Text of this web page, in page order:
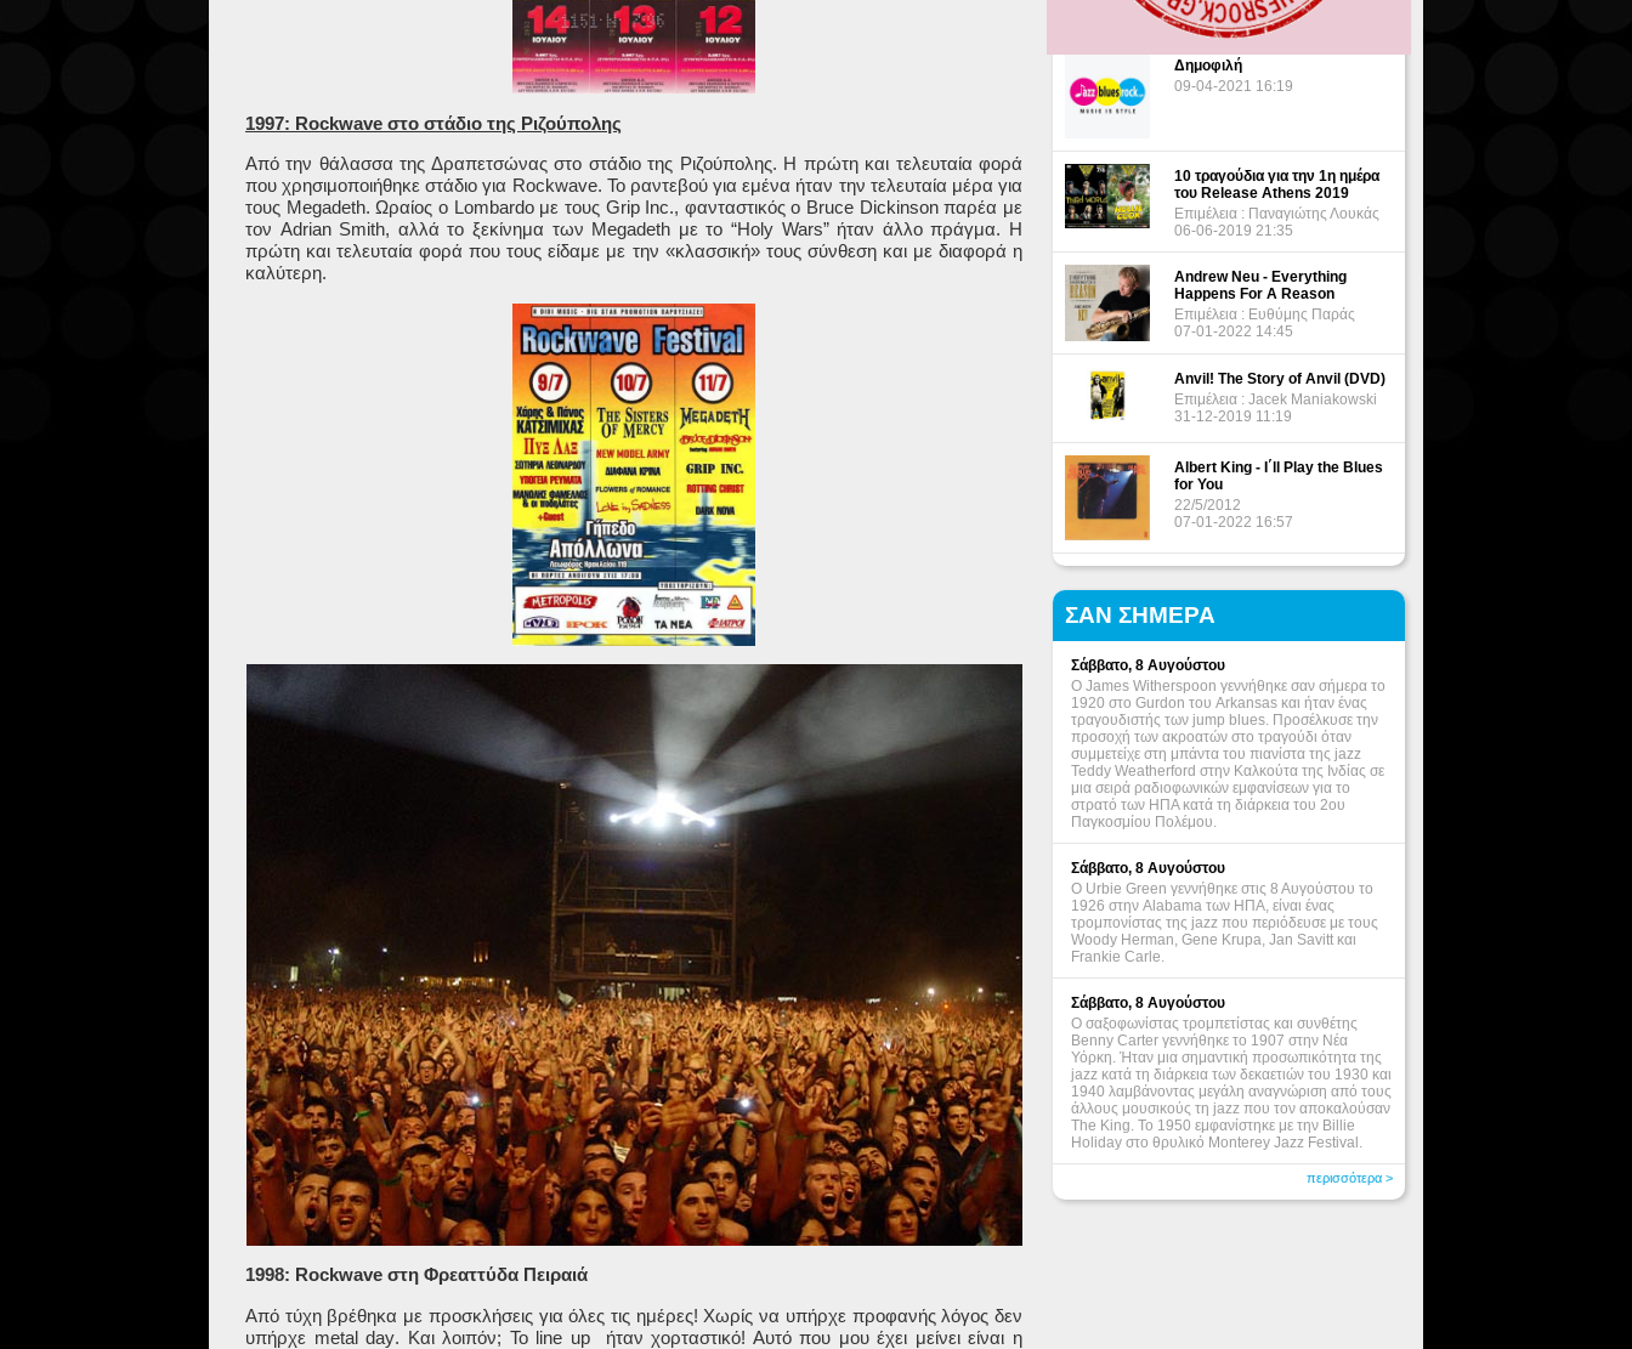
1997: Rockwave στο στάδιο της Ριζούπολης
Από την θάλασσα της Δραπετσώνας στο στάδιο της Ριζούπολης. Η πρώτη και τελευταία φορά
που χρησιμοποιήθηκε στάδιο για Rockwave. To ραντεβού για εμένα ήταν την τελευταία μέρα για
τους Megadeth. Ωραίος ο Lombardo με τους Grip Inc., φανταστικός ο Bruce Dickinson παρέα με
τον Adrian Smith, αλλά το ξεκίνημα των Megadeth με το “Holy Wars” ήταν άλλο πράγμα. Η
πρώτη και τελευταία φορά που τους είδαμε με την «κλασσική» τους σύνθεση και με διαφορά η
καλύτερη.
1998: Rockwave στη Φρεαττύδα Πειραιά
Από τύχη βρέθηκα με προσκλήσεις για όλες τις ημέρες! Χωρίς να υπήρχε προφανής λόγος δεν
υπήρχε metal day. Και λοιπόν; Το line upήταν χορταστικό! Αυτό που μου έχει μείνει είναι η
ΔΗΜΟΦΙΛΗ ΘΕΜΑΤΑ
Δημοφιλή
09-04-2021 16:19
10 τραγούδια για την 1η ημέρα
του Release Athens 2019
Επιμέλεια : Παναγιώτης Λουκάς
06-06-2019 21:35
Andrew Neu - Everything
Happens For A Reason
Επιμέλεια : Ευθύμης Παράς
07-01-2022 14:45
Anvil! The Story of Anvil (DVD)
Επιμέλεια : Jacek Maniakowski
31-12-2019 11:19
Albert King - I΄ll Play the Blues
for You
22/5/2012
07-01-2022 16:57
ΣΑΝ ΣΗΜΕΡΑ
Σάββατο, 8 Αυγούστου
Ο James Witherspoon γεννήθηκε σαν σήμερα το
1920 στο Gurdon του Arkansas και ήταν ένας
τραγουδιστής των jump blues. Προσέλκυσε την
προσοχή των ακροατών στο τραγούδι όταν
συμμετείχε στη μπάντα του πιανίστα της jazz
Teddy Weatherford στην Καλκούτα της Ινδίας σε
μια σειρά ραδιοφωνικών εμφανίσεων για το
στρατό των ΗΠΑ κατά τη διάρκεια του 2ου
Παγκοσμίου Πολέμου.
Σάββατο, 8 Αυγούστου
Ο Urbie Green γεννήθηκε στις 8 Αυγούστου το
1926 στην Alabama των ΗΠΑ, είναι ένας
τρομπονίστας της jazz που περιόδευσε με τους
Woody Herman, Gene Krupa, Jan Savitt και
Frankie Carle.
Σάββατο, 8 Αυγούστου
Ο σαξοφωνίστας τρομπετίστας και συνθέτης
Benny Carter γεννήθηκε το 1907 στην Νέα
Υόρκη. Ήταν μια σημαντική προσωπικότητα της
jazz κατά τη διάρκεια των δεκαετιών του 1930 και
1940 λαμβάνοντας μεγάλη αναγνώριση από τους
άλλους μουσικούς τη jazz που τον αποκαλούσαν
The King. Το 1950 εμφανίστηκε με την Billie
Holiday στο θρυλικό Monterey Jazz Festival.
περισσότερα >